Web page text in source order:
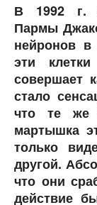
В 1992 г.
Пармы
нейронов
эти
совершает
стало
что те же
мартышка
только
другой.
что они
действие